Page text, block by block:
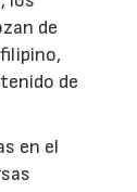
de
de
en el